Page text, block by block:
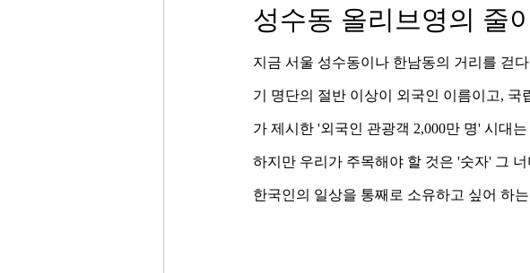
성수동 올리브영의 줄
지금 서울 성수동이나 한남동의 거리를 걷
기 명단의 절반 이상이 외국인 이름이고,
가 제시한 '외국인 관광객 2,000만 명' 시대
하지만 우리가 주목해야 할 것은 '숫자' 그
한국인의 일상을 통째로 소유하고 싶어 하는